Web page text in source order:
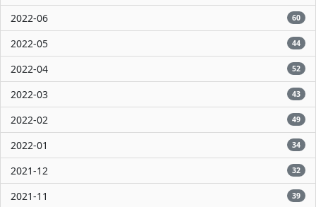
2022-06 60
2022-05 44
2022-04 52
2022-03 43
2022-02 49
2022-01 34
2021-12 32
2021-11 39